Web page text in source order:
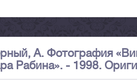
А. Фотография
Рабина». - 1998.